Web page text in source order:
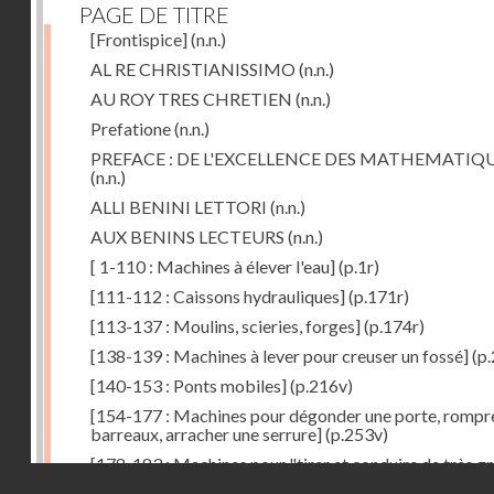
PAGE DE TITRE
[Frontispice](n.n.)
AL RE CHRISTIANISSIMO (n.n.)
AU ROY TRES CHRETIEN (n.n.)
Prefatione(n.n.)
PREFACE : DE L'EXCELLENCE DES
(n.n.)
ALLI BENINI LETTORI (n.n.)
AUX BENINS LECTEURS (n.n.)
[ 1-110 : Machines à élever l'eau](p.1r)
[111-112 : Caissons hydrauliques](p.171r)
[113-137 : Moulins, scieries, forges](p.174r)
[138-139 : Machines à lever pour creuser un fossé]
[140-153 : Ponts mobiles](p.216v)
[154-177 : Machines pour dégonder une porte,
barreaux, arracher une serrure](p.253v)
[178-183 : Machines pour "tirer et conduire de très